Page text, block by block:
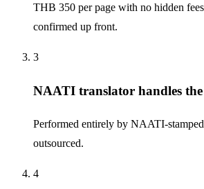
THB 350 per page with no hidden
confirmed up front.
3
NAATI translator handles
Performed entirely by NAATI-
outsourced.
4